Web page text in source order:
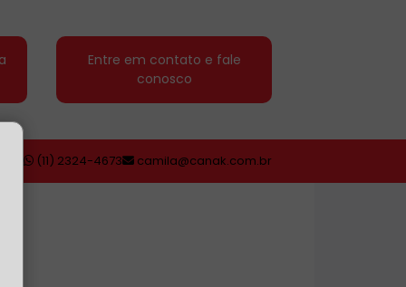
Entre em contato e fale
conosco
(11) 2324-4673 camila@canak.com.br